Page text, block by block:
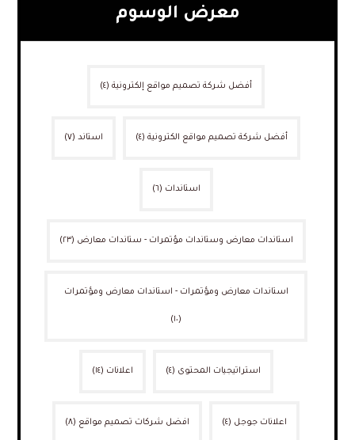
معرض الوسوم
أفضل شركة تصميم مواقع إلكترونية (٤)
أفضل شركة تصميم مواقع الكترونية (٤) استاند (٧)
استاندات (٦)
استاندات معارض وستاندات مؤتمرات - ستاندات معارض (٢٣)
استاندات معارض ومؤتمرات - استاندات معارض ومؤتمرات
(١٠)
استراتيجيات المحتوى (٤) اعلانات (١٤)
اعلانات جوجل (٤) افضل شركات تصميم مواقع (٨)